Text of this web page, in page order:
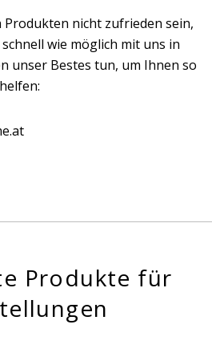
Produkten nicht zufrieden sein,
wie möglich mit uns in
unser Bestes tun, um Ihnen so
Produkte für